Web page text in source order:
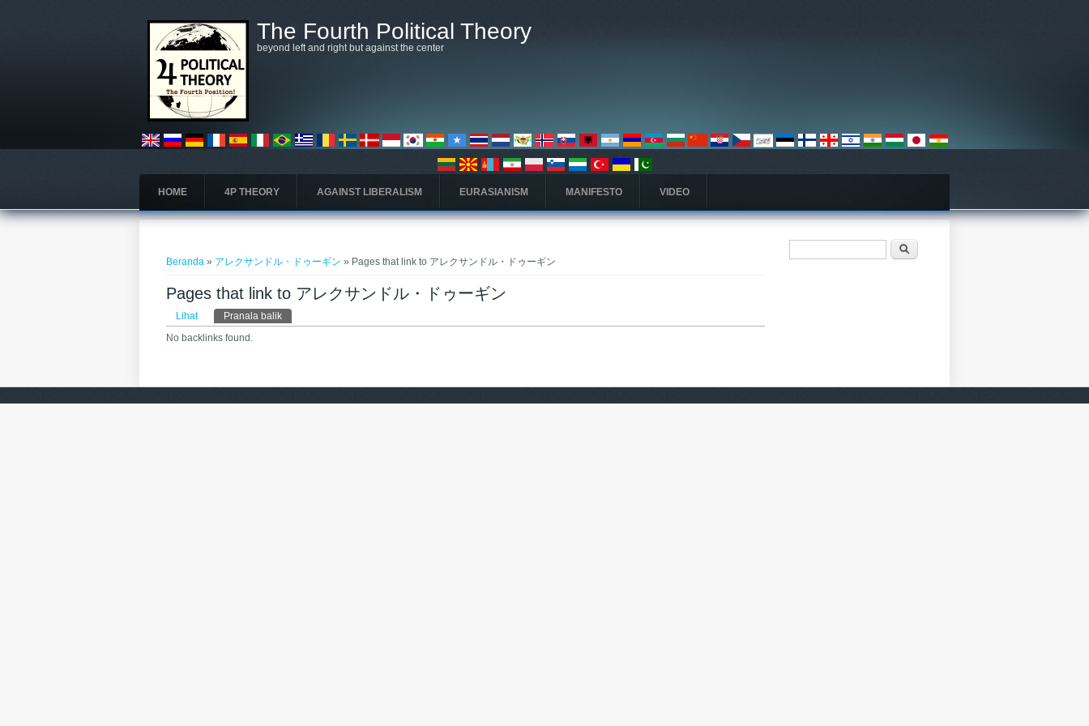
The Fourth Political Theory
beyond left and right but against the center
HOME 4P THEORY AGAINST LIBERALISM EURASIANISM MANIFESTO VIDEO
Beranda » アレクサンドル・ドゥーギン » Pages that link to アレクサンドル・ドゥーギン
Pages that link to アレクサンドル・ドゥーギン
Tab primer
Lihat Pranala balik
No backlinks found.
Form pencarian